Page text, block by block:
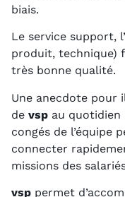
biais.
Le service support,
produit, technique)
très bonne qualité.
Une anecdote pour
de vsp au quotidien
congés de l’équipe
connecter
missions des
vsp permet